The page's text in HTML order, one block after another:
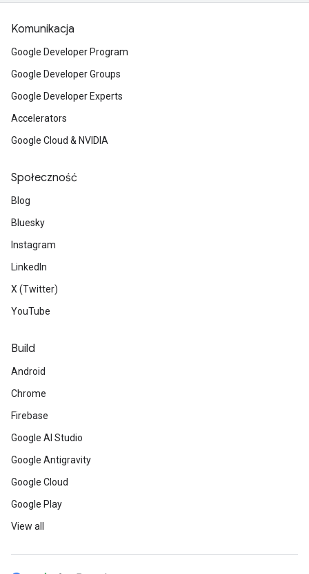
Komunikacja
Google Developer Program
Google Developer Groups
Google Developer Experts
Accelerators
Google Cloud & NVIDIA
Społeczność
Blog
Bluesky
Instagram
LinkedIn
X (Twitter)
YouTube
Build
Android
Chrome
Firebase
Google AI Studio
Google Antigravity
Google Cloud
Google Play
View all